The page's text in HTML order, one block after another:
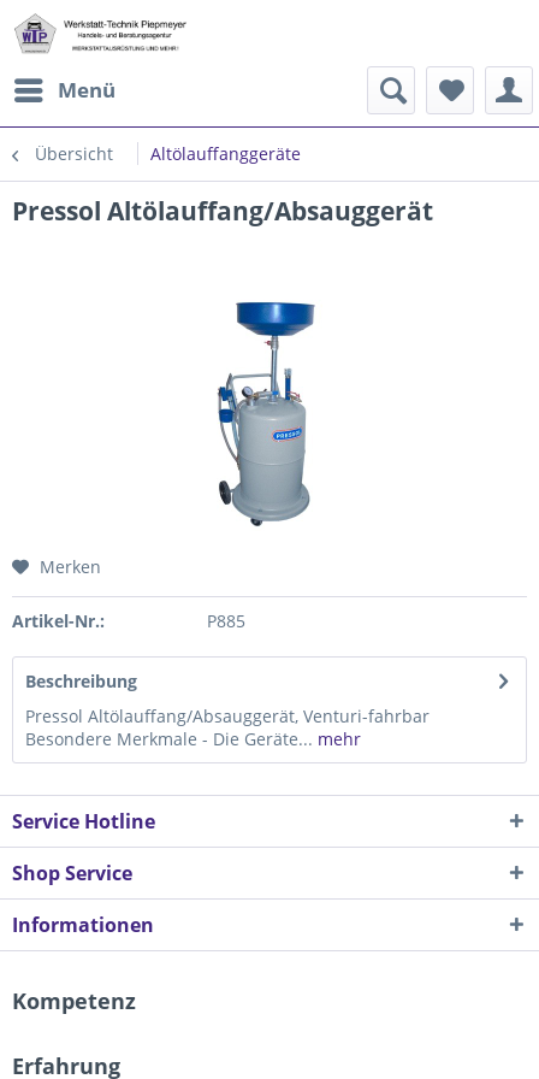
Menü
Übersicht Altölauffanggeräte
Pressol Altölauffang/Absauggerät
Merken
Artikel-Nr.: P885
Beschreibung
Pressol Altölauffang/Absauggerät, Venturi-fahrbar
Besondere Merkmale - Die Geräte... mehr
Service Hotline
Shop Service
Informationen
Kompetenz
Erfahrung